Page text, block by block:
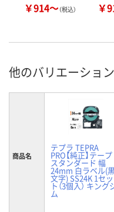
￥914～（税込） ￥
他のバリエーション
商品名
テプラ TEPRA
PRO【純正】テープ
スタンダード 幅
24mm 白ラベル(
文字) SS24K 1セッ
ト（3個入） キング
ム